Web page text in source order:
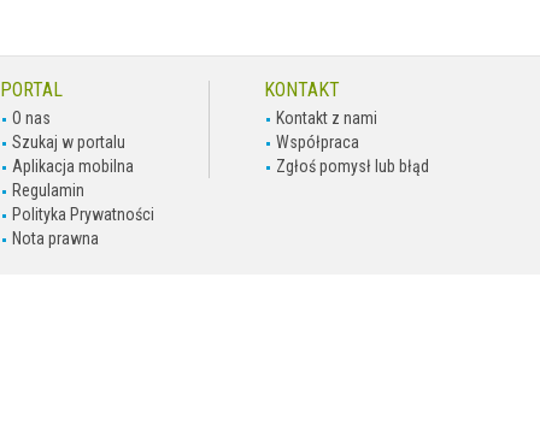
PORTAL
O nas
Szukaj w portalu
Aplikacja mobilna
Regulamin
Polityka Prywatności
Nota prawna
KONTAKT
Kontakt z nami
Współpraca
Zgłoś pomysł lub błąd